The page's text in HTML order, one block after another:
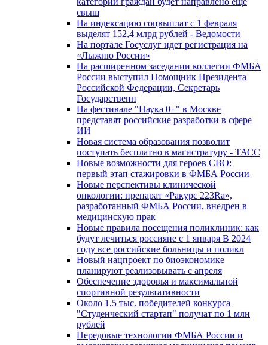
свыш
На индексацию соцвыплат с 1 февраля
выделят 152,4 млрд рублей - Ведомости
На портале Госуслуг идет регистрация на
«Лыжню России»
На расширенном заседании коллегии ФМБА
России выступил Помощник Президента
Российской Федерации, Секретарь
Государственн
На фестивале "Наука 0+" в Москве
представят российские разработки в сфере
ИИ
Новая система образования позволит
поступать бесплатно в магистратуру - ТАСС
Новые возможности для героев СВО:
первый этап стажировки в ФМБА России
Новые перспективы клинической
онкологии: препарат «Ракурс 223Ra»,
разработанный ФМБА России, внедрен в
медицинскую прак
Новые правила посещения поликлиник: как
будут лечиться россияне с 1 января В 2024
году все российские больницы и поликл
Новый нацпроект по биоэкономике
планируют реализовывать с апреля
Обеспечение здоровья и максимальной
спортивной результативности
Около 1,5 тыс. победителей конкурса
"Студенческий стартап" получат по 1 млн
рублей
Передовые технологии ФМБА России и